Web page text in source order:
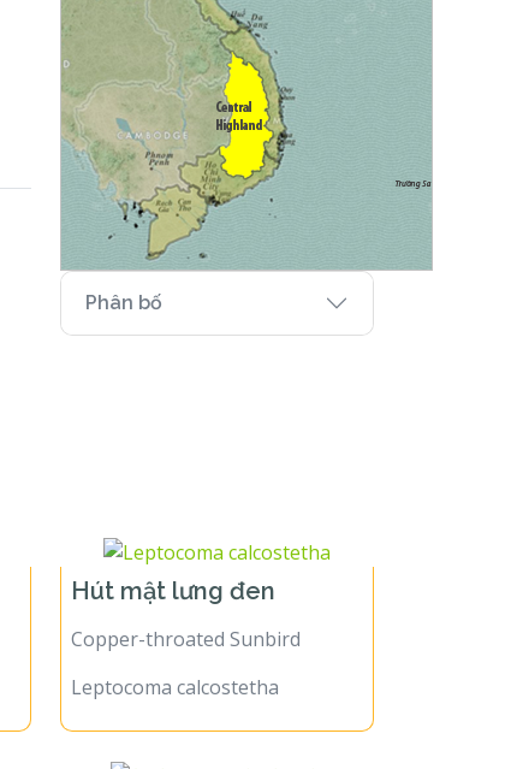
Phân bố
Hút mật lưng đen
Copper-throated Sunbird
Leptocoma calcostetha